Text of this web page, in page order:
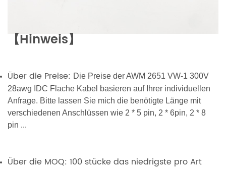
【Hinweis】
Über die Preise: Die Preise der AWM 2651 VW-1 300V
28awg IDC Flache Kabel basieren auf Ihrer individuellen
Anfrage. Bitte lassen Sie mich die benötigte Länge mit
verschiedenen Anschlüssen wie 2 * 5 pin, 2 * 6pin, 2 * 8
pin ...
Über die MOQ: 100 stücke das niedrigste pro Art